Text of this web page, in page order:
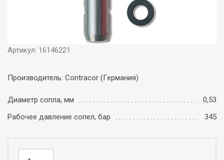
Артикул: 16146221
Производитель: Contracor (Германия)
Диаметр сопла, мм
0,53
Рабочее давление сопел, бар
345